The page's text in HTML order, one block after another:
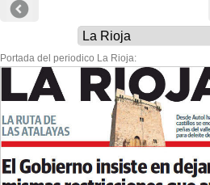
Portada del periodico La Rioja: